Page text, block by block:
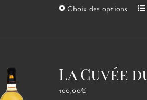
Choix des options
Ce
La Cuvée
100,00€